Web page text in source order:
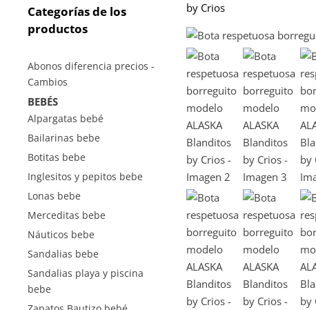
by Crios
Categorías de los
productos
Abonos diferencia precios -
Cambios
BEBÉS
Alpargatas bebé
Bailarinas bebe
Botitas bebe
Inglesitos y pepitos bebe
Lonas bebe
Merceditas bebe
Náuticos bebe
Sandalias bebe
Sandalias playa y piscina
bebe